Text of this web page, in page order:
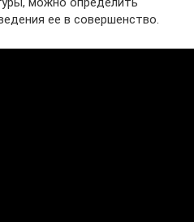
ее в совершенство.